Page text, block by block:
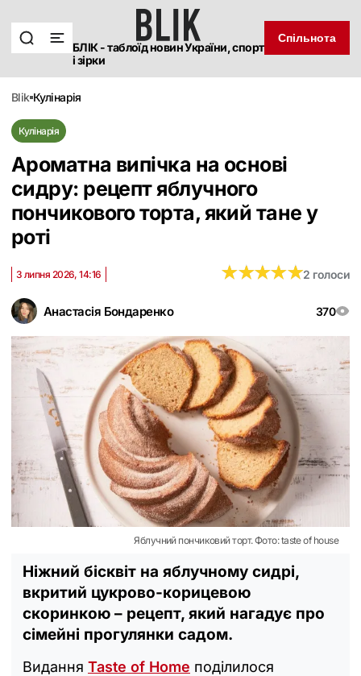
БЛІК - таблоїд новин України, спорт
і зірки
Спільнота
blik кулінарія
Кулінарія
Ароматна випічка на основі
сидру: рецепт яблучного
пончикового торта, який тане у
роті
Анастасія Бондаренко 370
3 липня 2026, 14:16 ★★★★★
★★★★★2 голоси
Яблучний пончиковий торт. Фото: taste of house
Ніжний бісквіт на яблучному сидрі,
вкритий цукрово-корицевою
скоринкою – рецепт, який нагадує про
сімейні прогулянки садом.
Видання Taste of Home поділилося